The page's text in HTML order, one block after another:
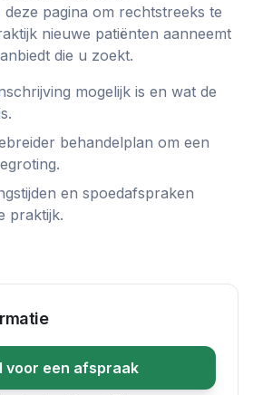
pagina om rechtstreeks te
nieuwe patiënten aanneemt
die u zoekt.
mogelijk is en wat de
behandelplan om een
en spoedafspraken
praktijk.
voor een afspraak